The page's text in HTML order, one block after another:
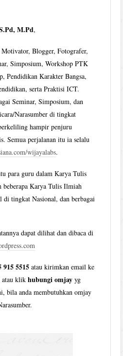
M.Pd,
Blogger, Fotografer,
Simposium, Workshop PTK
Pendidikan Karakter Bangsa,
serta Praktisi ICT.
Seminar, Simposium, dan
Narasumber di tingkat
hampir penjuru
Semua perjalanan itu ia selalu
wijayalabs.
para guru dalam Karya Tulis
Karya Tulis Ilmiah
di tingkat Nasional, dan berbagai
dapat dilihat dan dibaca di
915 5515 atau kirimkan email ke
atau klikhubungi omjay yg
bila anda membutuhkan omjay